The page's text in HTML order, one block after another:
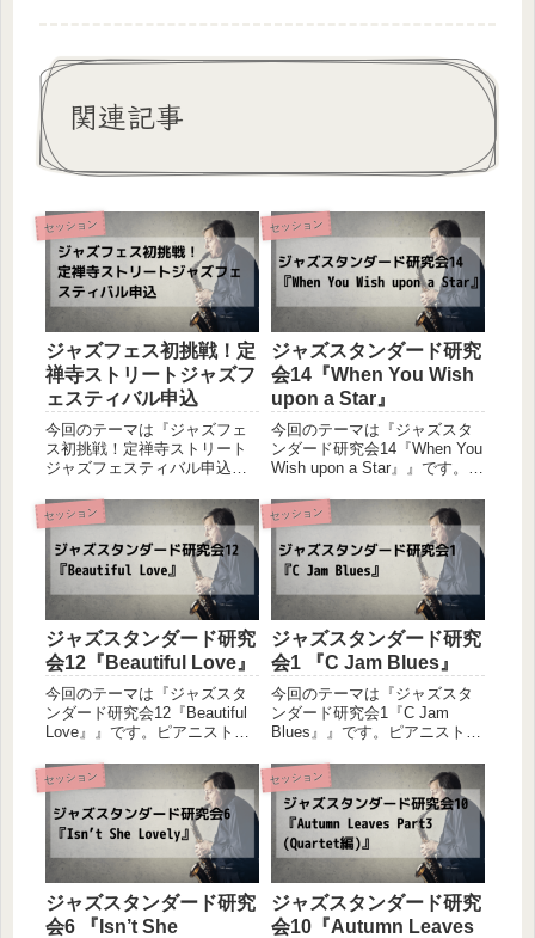
関連記事
セッション
ジャズフェス初挑戦！定
禅寺ストリートジャズフ
ェスティバル申込
今回のテーマは『ジャズフェ
ス初挑戦！定禅寺ストリート
ジャズフェスティバル申込』
心に、プライベートではあり
ますが定期的にセッションを
してきて、アウトプットを中
心とした経験値を詰んできま
した。お互いに初心者ではあ
セッション
ジャズスタンダード研究
会14『When You Wish
upon a Star』
今回のテーマは『ジャズスタ
ンダード研究会14『When You
Wish upon a Star』』です。ピ
の私によるセッション初心者
同士の二人が、あれこれ試し
ながら音を出してみるという
の軽い感じのセッション体験
セッション
ジャズスタンダード研究
会12『Beautiful Love』
今回のテーマは『ジャズスタ
ンダード研究会12『Beautiful
Love』』です。ピアニストの
セッション初心者同士の二人
が、あれこれ試しながら音を
出してみるというの軽い感じ
のセッション体験記です。感
セッション
ジャズスタンダード研究
会1 『C Jam Blues』
今回のテーマは『ジャズスタ
ンダード研究会1『C Jam
Blues』』です。ピアニストの
セッション初心者同士の二人
が、あれこれ試しながら音を
出してみるという軽い感じの
セッション体験記です。感じ
た事や気づきを共有させ...
セッション
ジャズスタンダード研究
会6 『Isn’t She
セッション
ジャズスタンダード研究
会10『Autumn Leaves